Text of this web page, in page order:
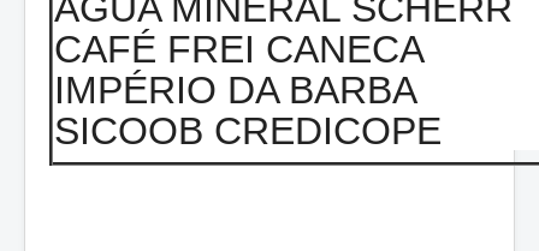
CAFÉ FREI CANECA
IMPÉRIO DA BARBA
SICOOB CREDICOPE